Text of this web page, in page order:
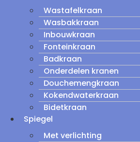
Wastafelkraan
Wasbakkraan
Inbouwkraan
Fonteinkraan
Badkraan
Onderdelen kranen
Douchemengkraan
Kokendwaterkraan
Bidetkraan
Spiegel
Met verlichting